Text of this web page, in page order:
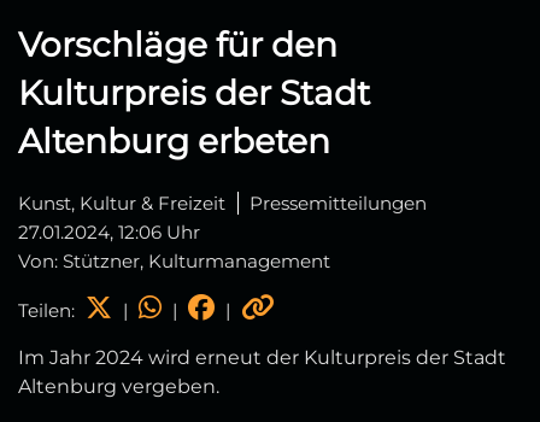
Vorschläge für den
Kulturpreis der Stadt
Altenburg erbeten
Kunst, Kultur & Freizeit
Pressemitteilungen
27.01.2024, 12:06 Uhr
Von: Stützner, Kulturmanagement
Teilen: | | |
Im Jahr 2024 wird erneut der Kulturpreis der Stadt
Altenburg vergeben.